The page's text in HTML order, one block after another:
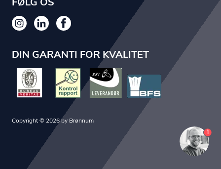
DIN GARANTI FOR KVALITET
Copyright © 2026 by Brønnum
1